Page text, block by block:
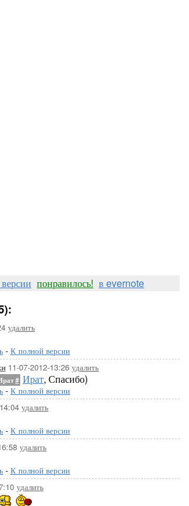
понравилось! в evernote
удалить
- К полной версии
11-07-2012-13:26 удалить
# Ират, Спасибо)
- К полной версии
удалить
- К полной версии
удалить
- К полной версии
удалить